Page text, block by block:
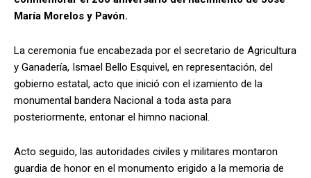
María Morelos y Pavón.
La ceremonia fue encabezada por el secretario de Agricultura
y Ganadería, Ismael Bello Esquivel, en representación, del
gobierno estatal, acto que inició con el izamiento de la
monumental bandera Nacional a toda asta para
posteriormente, entonar el himno nacional.
Acto seguido, las autoridades civiles y militares montaron
guardia de honor en el monumento erigido a la memoria de